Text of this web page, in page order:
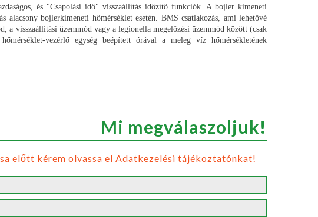
és "Csapolási idő" visszaállítás időzítő funkciók. A bojler kimeneti
alacsony bojlerkimeneti hőmérséklet esetén. BMS csatlakozás, ami lehetővé
a visszaállítási üzemmód vagy a legionella megelőzési üzemmód között (csak
vezérlő egység beépített órával a meleg víz hőmérsékletének
Mi megválaszoljuk!
előtt kérem olvassa el Adatkezelési tájékoztatónkat!